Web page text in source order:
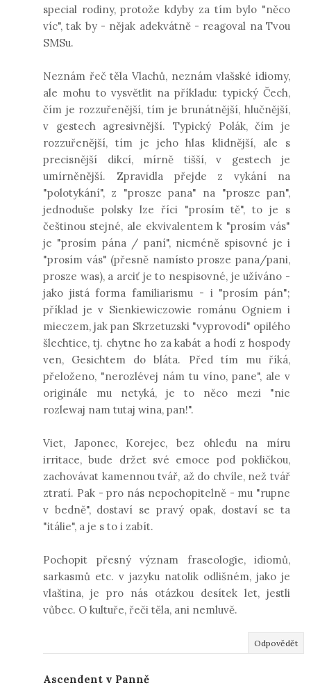
special rodiny, protože kdyby za tím bylo "něco
víc", tak by - nějak adekvátně - reagoval na Tvou
SMSu.
Neznám řeč těla Vlachů, neznám vlašské idiomy,
ale mohu to vysvětlit na příkladu: typický Čech,
čím je rozzuřenější, tím je brunátnější, hlučnější,
v gestech agresivnější. Typický Polák, čím je
rozzuřenější, tím je jeho hlas klidnější, ale s
precisnější dikcí, mírně tišší, v gestech je
umírněnější. Zpravidla přejde z vykání na
"polotykání", z "prosze pana" na "prosze pan",
jednoduše polsky lze říci "prosím tě", to je s
češtinou stejné, ale ekvivalentem k "prosím vás"
je "prosím pána / paní", nicméně spisovné je i
"prosím vás" (přesně namísto prosze pana/pani,
prosze was), a arciť je to nespisovné, je užíváno -
jako jistá forma familiarismu - i "prosím pán";
příklad je v Sienkiewiczowie románu Ogniem i
mieczem, jak pan Skrzetuzski "vyprovodí" opilého
šlechtice, tj. chytne ho za kabát a hodí z hospody
ven, Gesichtem do bláta. Před tím mu říká,
přeloženo, "nerozlévej nám tu víno, pane", ale v
originále mu netyká, je to něco mezi "nie
rozlewaj nam tutaj wina, pan!".
Viet, Japonec, Korejec, bez ohledu na míru
irritace, bude držet své emoce pod pokličkou,
zachovávat kamennou tvář, až do chvíle, než tvář
ztratí. Pak - pro nás nepochopitelně - mu "rupne
v bedně", dostaví se pravý opak, dostaví se ta
"itálie", a je s to i zabít.
Pochopit přesný význam fraseologie, idiomů,
sarkasmů etc. v jazyku natolik odlišném, jako je
vlaština, je pro nás otázkou desítek let, jestli
vůbec. O kultuře, řeči těla, ani nemluvě.
Odpovědět
Ascendent v Panně